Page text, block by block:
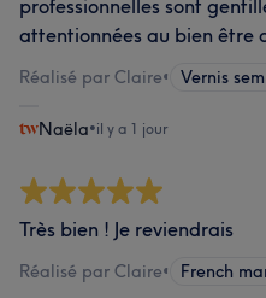
professionnelles sont
attentionnées au bien être
Réalisé par Claire• Vernis
Naëla•il y a 1 jour
Très bien ! Je reviendrais
Réalisé par Claire• French